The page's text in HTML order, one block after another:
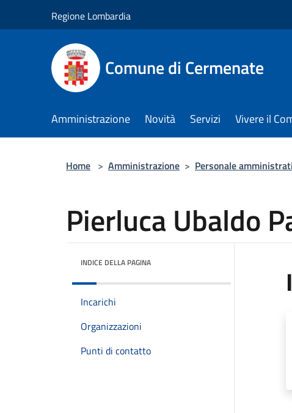
Regione Lombardia
Comune di Cermenate
Amministrazione Novità Servizi Vivere il
Home > Amministrazione > Personale
Pierluca Ubaldo
INDICE DELLA PAGINA
Incarichi
Organizzazioni
Punti di contatto